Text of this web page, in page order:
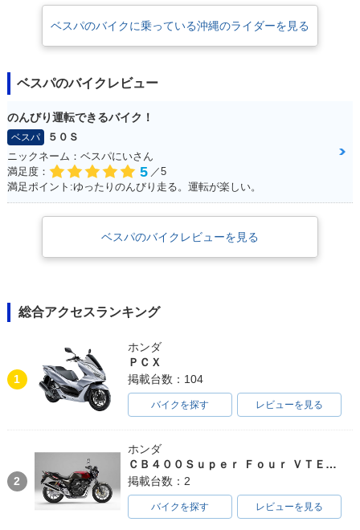
ベスパのバイクに乗っている沖縄のライダーを見る
ベスパのバイクレビュー
のんびり運転できるバイク！
ベスパ
５０Ｓ
ニックネーム：ベスパにいさん
満足度：
5 ／5
満足ポイント:ゆったりのんびり走る。運転が楽しい。
ベスパのバイクレビューを見る
総合アクセスランキング
1
ホンダ
ＰＣＸ
掲載台数：104
バイクを探す レビューを見る
2
ホンダ
ＣＢ４００Ｓｕｐｅｒ Ｆｏｕｒ ＶＴＥＣ ＳＰＥＣ３
掲載台数：2
バイクを探す レビューを見る